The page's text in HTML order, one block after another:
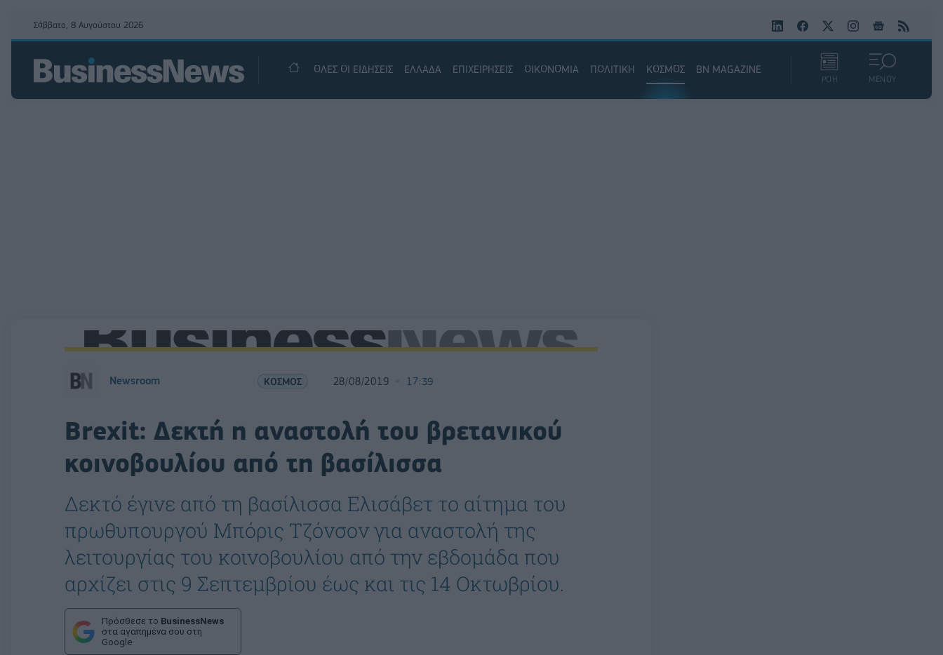
Σάββατο, 8 Αυγούστου 2026
ΟΛΕΣ ΟΙ ΕΙΔΗΣΕΙΣ ΕΛΛΑΔΑ ΕΠΙΧΕΙΡΗΣΕΙΣ ΟΙΚΟΝΟΜΙΑ ΠΟΛΙΤΙΚΗ ΚΟΣΜΟΣ BN MAGAZINE
ΡΟΗ ΜΕΝΟΥ
Newsroom ΚΟΣΜΟΣ 28/08/2019 17:39
Brexit: Δεκτή η αναστολή του βρετανικού
κοινοβουλίου από τη βασίλισσα
Δεκτό έγινε από τη βασίλισσα Ελισάβετ το αίτημα του
πρωθυπουργού Μπόρις Τζόνσον για αναστολή της
λειτουργίας του κοινοβουλίου από την εβδομάδα που
αρχίζει στις 9 Σεπτεμβρίου έως και τις 14 Οκτωβρίου.
Πρόσθεσε το BusinessNews
στα αγαπημένα σου στη
Google